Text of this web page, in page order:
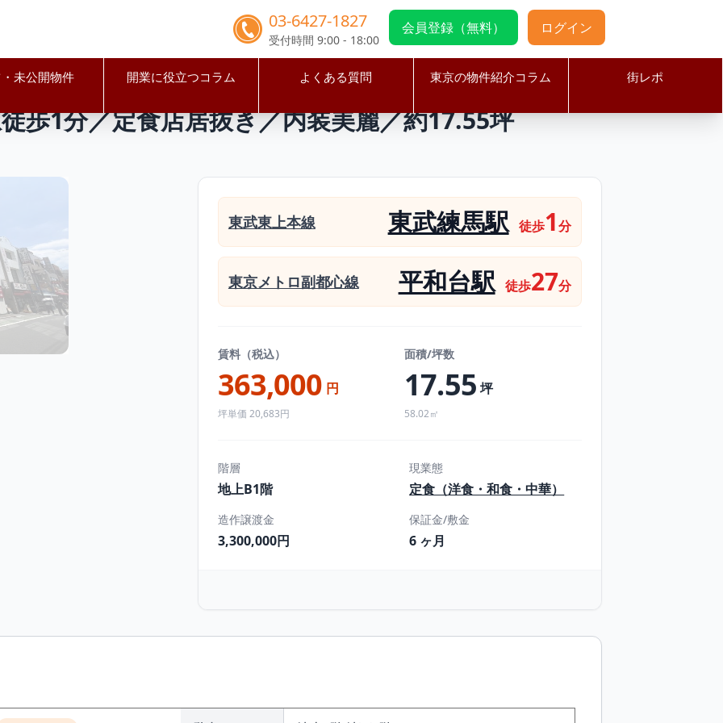
03-6427-1827
受付時間 9:00 - 18:00
会員登録（無料） ログイン
未公開物件 開業に役立つコラム よくある質問 東京の物件紹介コラム 街レポ
東武練馬駅 【板橋区】東武練馬駅徒歩1分／定食店居抜き／内装美麗／約17.55坪
歩1分／定食店居抜き／内装美麗／約17.55坪
東武東上本線 東武練馬駅 徒歩1分
東京メトロ副都心線 平和台駅 徒歩27分
賃料（税込）
363,000 円
坪単価 20,683円
面積/坪数
17.55 坪
58.02㎡
階層
地上B1階
現業態
定食（洋食・和食・中華）
造作譲渡金
3,300,000円
保証金/敷金
6 ヶ月